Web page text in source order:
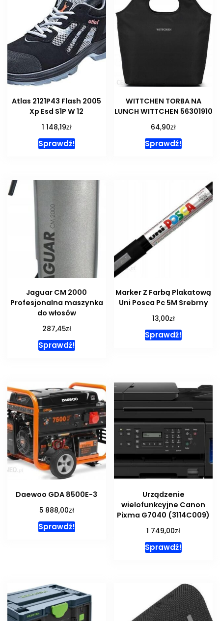
Atlas 2121P43 Flash 2005
Xp Esd S1P W 12
1 148,19zł
Sprawdź!
WITTCHEN TORBA NA
LUNCH WITTCHEN 56301910
64,90zł
Sprawdź!
Jaguar CM 2000
Profesjonalna maszynka
do włosów
287,45zł
Sprawdź!
Marker Z Farbą Plakatową
Uni Posca Pc 5M Srebrny
13,00zł
Sprawdź!
Daewoo GDA 8500E-3
5 888,00zł
Sprawdź!
Urządzenie
wielofunkcyjne Canon
Pixma G7040 (3114C009)
1 749,00zł
Sprawdź!